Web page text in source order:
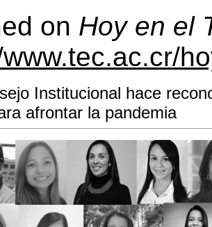
on Hoy en el
Institucional hace
afrontar la pandemia